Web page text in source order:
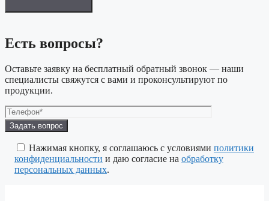
Есть вопросы?
Оставьте заявку на бесплатный обратный звонок — наши
специалисты свяжутся с вами и проконсультируют по
продукции.
Оставьте
это
поле
пустым.
Нажимая кнопку, я соглашаюсь с условиями политики
конфиденциальности и даю согласие на обработку
персональных данных.